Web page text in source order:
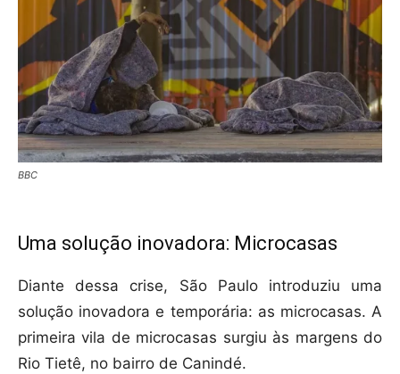
BBC
Uma solução inovadora: Microcasas
Diante dessa crise, São Paulo introduziu uma
solução inovadora e temporária: as microcasas. A
primeira vila de microcasas surgiu às margens do
Rio Tietê, no bairro de Canindé.